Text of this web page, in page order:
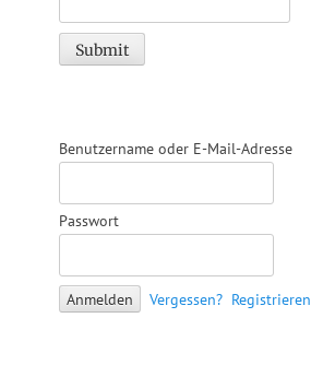
Benutzername oder E-Mail-Adresse
Passwort
Vergessen? Registrieren